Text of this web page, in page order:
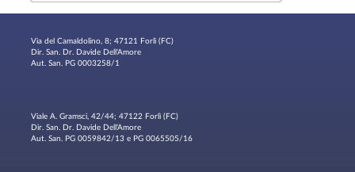
Via del Camaldolino, 8; 47121 Forlì (FC)
Dir. San. Dr. Davide Dell'Amore
Aut. San. PG 0003258/1
Viale A. Gramsci, 42/44; 47122 Forlì (FC)
Dir. San. Dr. Davide Dell'Amore
Aut. San. PG 0059842/13 e PG 0065505/16